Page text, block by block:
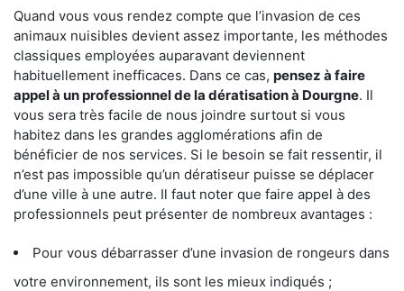
Quand vous vous rendez compte que l’invasion de ces
animaux nuisibles devient assez importante, les méthodes
classiques employées auparavant deviennent
habituellement inefficaces. Dans ce cas, pensez à faire
appel à un professionnel de la dératisation à Dourgne. Il
vous sera très facile de nous joindre surtout si vous
habitez dans les grandes agglomérations afin de
bénéficier de nos services. Si le besoin se fait ressentir, il
n’est pas impossible qu’un dératiseur puisse se déplacer
d’une ville à une autre. Il faut noter que faire appel à des
professionnels peut présenter de nombreux avantages :
Pour vous débarrasser d’une invasion de rongeurs dans
votre environnement, ils sont les mieux indiqués ;